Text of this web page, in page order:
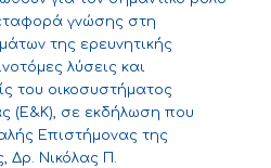
γνώσης στη
της ερευνητικής
λύσεις και
του οικοσυστήματος
(Ε&Κ), σε εκδήλωση που
Επιστήμονας της
Δρ. Νικόλας Π.